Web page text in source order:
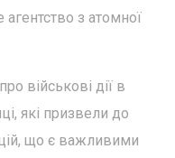
з атомної
військові дії в
які призвели до
що є важливими